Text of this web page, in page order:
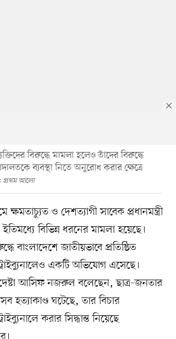
বিরুদ্ধে মামলা হলেও তাঁদের বিরুদ্ধে
ব্যবস্থা নিতে অনুরোধ করার ক্ষেত্রে
প্রথম আলো
ক্ষমতাচ্যুত ও দেশত্যাগী সাবেক প্রধানমন্ত্রী
বিভিন্ন ধরনের মামলা হয়েছে।
বাংলাদেশে জাতীয়ভাবে প্রতিষ্ঠিত
একটি অভিযোগ এসেছে।
আসিফ নজরুল বলেছেন, ছাত্র-জনতার
হত্যাকাণ্ড ঘটেছে, তার বিচার
করার সিদ্ধান্ত নিয়েছে